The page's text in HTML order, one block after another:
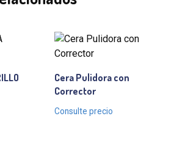
Cera Pulidora con
Corrector
Consulte precio